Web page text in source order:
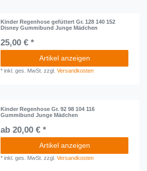
Kinder Regenhose gefüttert Gr. 128 140 152
Disney Gummibund Junge Mädchen
25,00 € *
Artikel anzeigen
*inkl. ges. MwSt. zzgl.Versandkosten
Kinder Regenhose Gr. 92 98 104 116
Gummibund Junge Mädchen
ab 20,00 € *
Artikel anzeigen
*inkl. ges. MwSt. zzgl.Versandkosten